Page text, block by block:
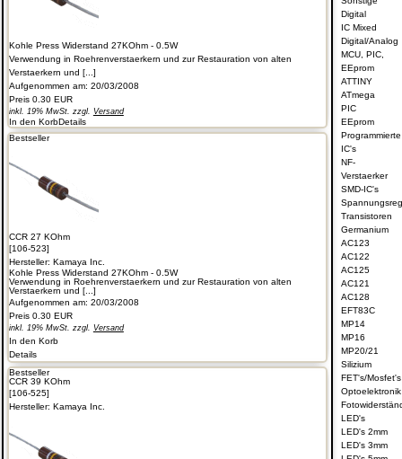
Kohle Press Widerstand 27KOhm - 0.5W
Verwendung in Roehrenverstaerkern und zur Restauration von alten
Verstaerkern und [...]
Aufgenommen am: 20/03/2008
Preis 0.30 EUR
inkl. 19% MwSt. zzgl. Versand
In den KorbDetails
Bestseller
CCR 27 KOhm
[106-523]
Hersteller: Kamaya Inc.
Kohle Press Widerstand 27KOhm - 0.5W
Verwendung in Roehrenverstaerkern und zur Restauration von alten
Verstaerkern und [...]
Aufgenommen am: 20/03/2008
Preis 0.30 EUR
inkl. 19% MwSt. zzgl. Versand
In den Korb
Details
Bestseller
CCR 39 KOhm
[106-525]
Hersteller: Kamaya Inc.
Digital
IC Mixed
Digital/Analog
MCU, PIC,
EEprom
ATTINY
ATmega
PIC
EEprom
Programmierte
IC's
NF-
Verstaerker
SMD-IC's
Transistoren
Germanium
AC123
AC122
AC125
AC121
AC128
EFT83C
MP14
MP16
MP20/21
Silizium
FET's/Mosfet's
Optoelektronik
LED's
LED's 2mm
LED's 3mm